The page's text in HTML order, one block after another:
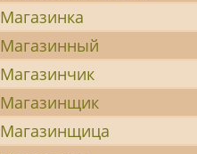
Магазинка
Магазинный
Магазинчик
Магазинщик
Магазинщица